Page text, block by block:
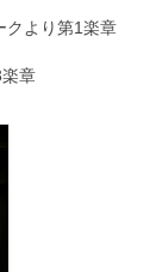
クより第1楽章
章